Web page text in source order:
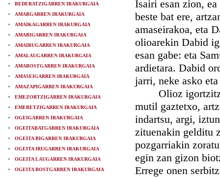
BEDERATZIGARREN IRAKURGAIA
AMARGARREN IRAKURGAIA
AMAIKAGARREN IRAKURGAIA
AMABIGARREN IRAKURGAIA
AMAIRUGARREN IRAKURGAIA
AMALAUGARREN IRAKURGAIA
AMABOSTGARREN IRAKURGAIA
AMASEIGARREN IRAKURGAIA
AMAZAPIGARREN IRAKURGAIA
EMEZORTZIGARREN IRAKURGAIA
EMERETZIGARREN IRAKURGAIA
OGEIGARREN IRAKURGAIA
OGEITABATGARREN IRAKURGAIA
OGEITA BIGARREN IRAKURGAIA
OGEITA IRUGARREN IRAKURGAIA
OGEITA LAUGARREN IRAKURGAIA
OGEITA BOSTGARREN IRAKURGAIA
Isairi esan zion,
beste bat ere,
amaseirakoa, eta
olioarekin Dabid
esan gabe: eta
ardietara. Dabid
jarri, neke asko
Olioz igortzitze
mutil gaztetxo,
indartsu, argi,
zituenakin gelditu
pozgarriakin
egin zan gizon
Errege onen